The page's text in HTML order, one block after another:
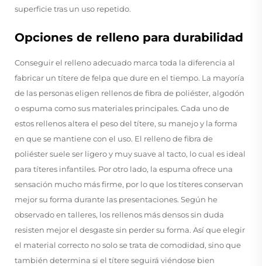
superficie tras un uso repetido.
Opciones de relleno para durabilidad
Conseguir el relleno adecuado marca toda la diferencia al
fabricar un títere de felpa que dure en el tiempo. La mayoría
de las personas eligen rellenos de fibra de poliéster, algodón
o espuma como sus materiales principales. Cada uno de
estos rellenos altera el peso del títere, su manejo y la forma
en que se mantiene con el uso. El relleno de fibra de
poliéster suele ser ligero y muy suave al tacto, lo cual es ideal
para títeres infantiles. Por otro lado, la espuma ofrece una
sensación mucho más firme, por lo que los títeres conservan
mejor su forma durante las presentaciones. Según he
observado en talleres, los rellenos más densos sin duda
resisten mejor el desgaste sin perder su forma. Así que elegir
el material correcto no solo se trata de comodidad, sino que
también determina si el títere seguirá viéndose bien